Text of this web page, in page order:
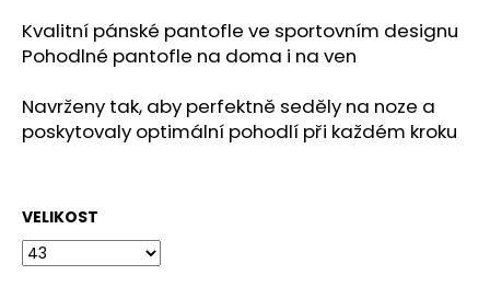
Kvalitní pánské pantofle ve sportovním designu
Pohodlné pantofle na doma i na ven
Navrženy tak, aby perfektně seděly na noze a
poskytovaly optimální pohodlí při každém kroku
VELIKOST
HLEDAT
D
o
r
u